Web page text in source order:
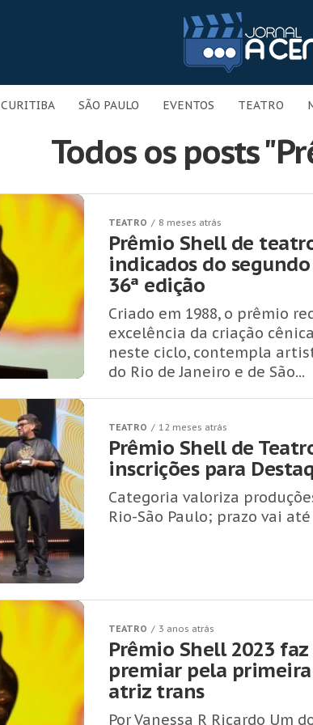
CURITIBA SÃO PAULO EVENTOS TEATRO
Todos os posts
TEATRO 8 meses atrás
Prêmio Shell de
indicados do
36ª edição
Criado em 1988, o prêmio
excelência da criação
neste ciclo, contempla
do Rio de Janeiro e de São...
TEATRO 12 meses atrás
Prêmio Shell de
inscrições para
Categoria valoriza
Rio-São Paulo; prazo vai
TEATRO 3 anos atrás
Prêmio Shell 2023
premiar pela
atriz trans
Por Vanessa R Ricardo Um